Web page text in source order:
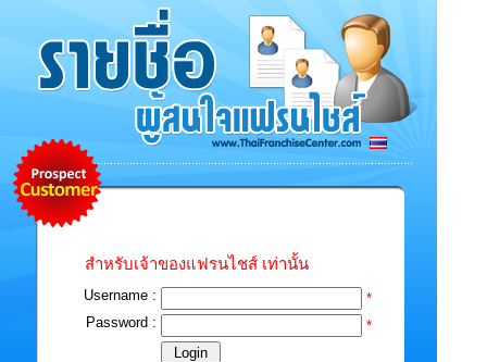
สำหรับเจ้าของแฟรนไชส์ เท่านั้น
Username :
*
Password :
*